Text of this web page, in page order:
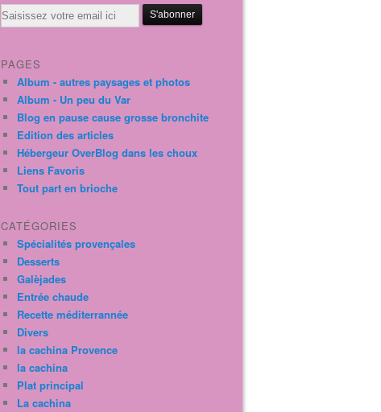
Email
PAGES
Album - autres paysages et photos
Album - Un peu du Var
Blog en pause cause grosse bronchite
Edition des articles
Hébergeur OverBlog dans les choux
Liens Favoris
Tout part en brioche
CATÉGORIES
Spécialités provençales
Desserts
Galèjades
Entrée chaude
Recette méditerrannée
Divers
la cachina Provence
la cachina
Plat principal
La cachina